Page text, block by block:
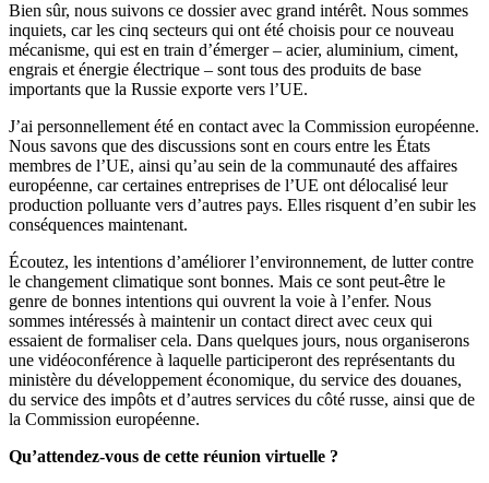
Bien sûr, nous suivons ce dossier avec grand intérêt. Nous sommes
inquiets, car les cinq secteurs qui ont été choisis pour ce nouveau
mécanisme, qui est en train d’émerger – acier, aluminium, ciment,
engrais et énergie électrique – sont tous des produits de base
importants que la Russie exporte vers l’UE.
J’ai personnellement été en contact avec la Commission européenne.
Nous savons que des discussions sont en cours entre les États
membres de l’UE, ainsi qu’au sein de la communauté des affaires
européenne, car certaines entreprises de l’UE ont délocalisé leur
production polluante vers d’autres pays. Elles risquent d’en subir les
conséquences maintenant.
Écoutez, les intentions d’améliorer l’environnement, de lutter contre
le changement climatique sont bonnes. Mais ce sont peut-être le
genre de bonnes intentions qui ouvrent la voie à l’enfer. Nous
sommes intéressés à maintenir un contact direct avec ceux qui
essaient de formaliser cela. Dans quelques jours, nous organiserons
une vidéoconférence à laquelle participeront des représentants du
ministère du développement économique, du service des douanes,
du service des impôts et d’autres services du côté russe, ainsi que de
la Commission européenne.
Qu’attendez-vous de cette réunion virtuelle ?